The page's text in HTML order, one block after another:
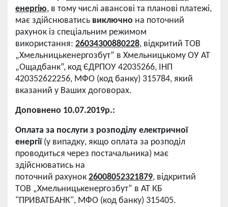
енергію, в тому числі авансові та планові платежі,
має здійснюватись виключно на поточний
рахунок із спеціальним режимом
використання: 26034300880228, відкритий ТОВ
„Хмельницькенергозбут” в Хмельницькому ОУ АТ
„Ощадбанк”, код ЄДРПОУ 42035266, ІНП
420352622256, МФО (код банку) 315784, який
вказаний у Ваших договорах.
Доповнено 10.07.2019р.:
Оплата за послуги з розподілу електричної
енергії(у випадку, якщо оплата за розподіл
проводиться через постачальника) має
здійснюватись на
поточний рахунок 26008052321879, відкритий
ТОВ „Хмельницькенергозбут” в АТ КБ
"ПРИВАТБАНК", МФО (код банку) 315405.